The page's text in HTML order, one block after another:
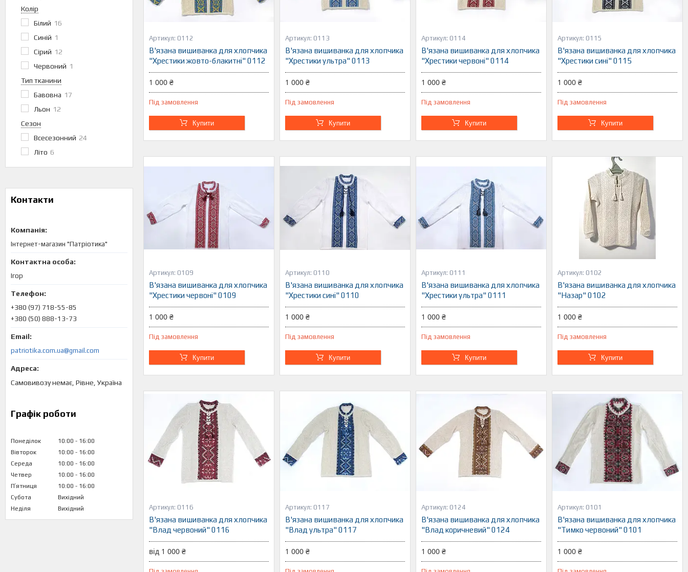
Колір
Білий 16
Синій 1
Сірий 12
Червоний 1
Тип тканини
Бавовна 17
Льон 12
Сезон
Всесезонний 24
Літо 6
Контакти
Інтернет-магазин "Патріотика"
Ігор
+380 (97) 718-55-85
+380 (50) 888-13-73
patriotika.com.ua@gmail.com
Самовивозу немає, Рівне, Україна
Графік роботи
Понеділок 10:00
16:00
Вівторок
10:00
16:00
Середа
10:00
16:00
Четвер
10:00
16:00
Пʼятниця
10:00
16:00
Субота
Вихідний
Неділя
Вихідний
0112
В'язана вишиванка для хлопчика
"Хрестики жовто-блакитні" 0112
1 000 ₴
Під замовлення
Купити
0113
В'язана вишиванка для хлопчика
"Хрестики ультра" 0113
1 000 ₴
Під замовлення
Купити
0114
В'язана вишиванка для хлопчика
"Хрестики червоні" 0114
1 000 ₴
Під замовлення
Купити
0115
В'язана вишиванка для хлопчика
"Хрестики сині" 0115
1 000 ₴
Під замовлення
Купити
0109
В'язана вишиванка для хлопчика
"Хрестики червоні" 0109
1 000 ₴
Під замовлення
Купити
0110
В'язана вишиванка для хлопчика
"Хрестики сині" 0110
1 000 ₴
Під замовлення
Купити
0111
В'язана вишиванка для хлопчика
"Хрестики ультра" 0111
1 000 ₴
Під замовлення
Купити
0102
В'язана вишиванка для хлопчика
"Назар" 0102
1 000 ₴
Під замовлення
Купити
0116
В'язана вишиванка для хлопчика
"Влад червоний" 0116
від 1 000 ₴
0117
В'язана вишиванка для хлопчика
"Влад ультра" 0117
1 000 ₴
0124
В'язана вишиванка для хлопчика
"Влад коричневий" 0124
1 000 ₴
0101
В'язана вишиванка для хлопчика
"Тимко червоний" 0101
1 000 ₴